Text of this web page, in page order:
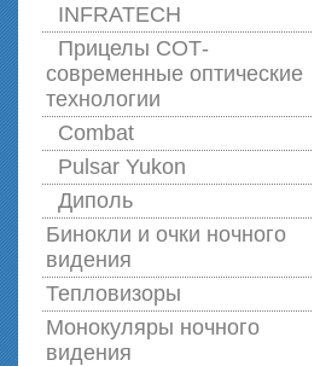
INFRATECH
Прицелы СОТ-
современные оптические
технологии
Combat
Pulsar Yukon
Диполь
Бинокли и очки ночного
видения
Тепловизоры
Монокуляры ночного
видения